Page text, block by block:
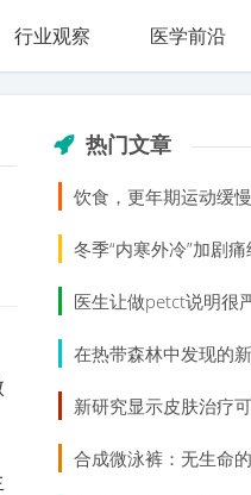
行业观察 医学前沿
热门文章
饮食，更年期运动缓
冬季“内寒外冷”加剧
合成微泳裤：无生命